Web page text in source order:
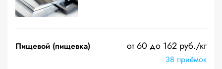
Пищевой (пищевка) от 60 до 162 руб./кг
38 приёмок